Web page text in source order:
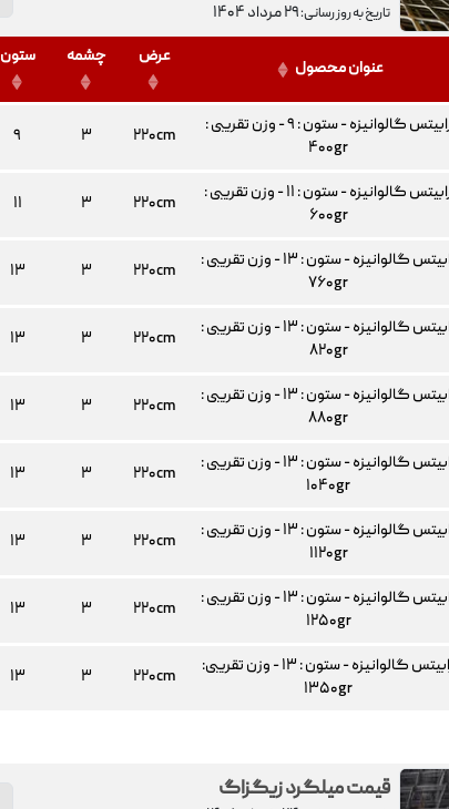
تاریخ به روز رسانی:۲۹ مرداد ۱۴۰۴
عنوان محصول
عرض چشمه ستون
رابیتس گالوانیزه - ستون : ۹ - وزن تقریبی :
۴۰۰gr
۲۲۰cm ۳ ۹
رابیتس گالوانیزه - ستون : ۱۱ - وزن تقریبی :
۶۰۰gr
۲۲۰cm ۳ ۱۱
رابیتس گالوانیزه - ستون : ۱۳ - وزن تقریبی :
۷۶۰gr
۲۲۰cm ۳ ۱۳
رابیتس گالوانیزه - ستون : ۱۳ - وزن تقریبی :
۸۲۰gr
۲۲۰cm ۳ ۱۳
رابیتس گالوانیزه - ستون : ۱۳ - وزن تقریبی :
۸۸۰gr
۲۲۰cm ۳ ۱۳
رابیتس گالوانیزه - ستون : ۱۳ - وزن تقریبی :
۱۰۴۰gr
۲۲۰cm ۳ ۱۳
رابیتس گالوانیزه - ستون : ۱۳ - وزن تقریبی :
۱۱۲۰gr
۲۲۰cm ۳ ۱۳
رابیتس گالوانیزه - ستون : ۱۳ - وزن تقریبی :
۱۲۵۰gr
۲۲۰cm ۳ ۱۳
رابیتس گالوانیزه - ستون : ۱۳ - وزن تقریبی:
۱۳۵۰gr
۲۲۰cm ۳ ۱۳
قیمت میلگرد زیگزاگ